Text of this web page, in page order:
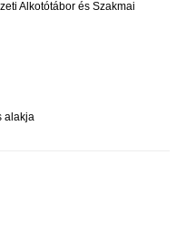
Alkotótábor és Szakmai
alakja